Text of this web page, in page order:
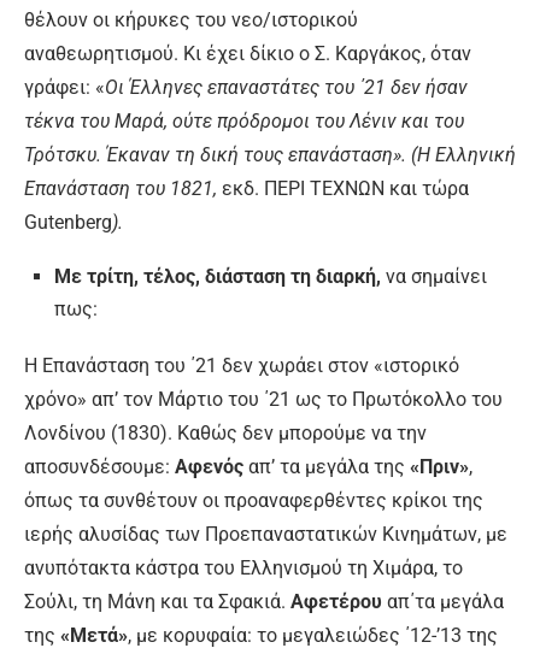
θέλουν οι κήρυκες του νεο/ιστορικού
αναθεωρητισμού. Κι έχει δίκιο ο Σ. Καργάκος, όταν
γράφει: «Οι Έλληνες επαναστάτες του ΄21 δεν ήσαν
τέκνα του Μαρά, ούτε πρόδρομοι του Λένιν και του
Τρότσκυ. Έκαναν τη δική τους επανάσταση». (Η Ελληνική
Επανάσταση του 1821, εκδ. ΠΕΡΙ ΤΕΧΝΩΝ και τώρα
Gutenberg).
Με τρίτη, τέλος, διάσταση τη διαρκή, να σημαίνει
πως:
Η Επανάσταση του ΄21 δεν χωράει στον «ιστορικό
χρόνο» απ’ τον Μάρτιο του ΄21 ως το Πρωτόκολλο του
Λονδίνου (1830). Καθώς δεν μπορούμε να την
αποσυνδέσουμε: Αφενός απ’ τα μεγάλα της «Πριν»,
όπως τα συνθέτουν οι προαναφερθέντες κρίκοι της
ιερής αλυσίδας των Προεπαναστατικών Κινημάτων, με
ανυπότακτα κάστρα του Ελληνισμού τη Χιμάρα, το
Σούλι, τη Μάνη και τα Σφακιά. Αφετέρου απ΄τα μεγάλα
της «Μετά», με κορυφαία: το μεγαλειώδες ΄12-’13 της